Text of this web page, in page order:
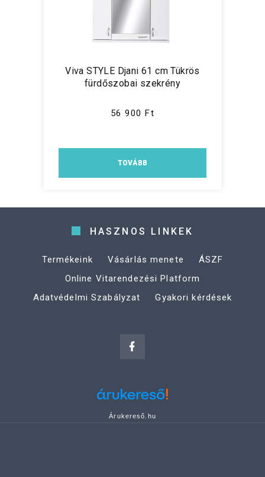
Viva STYLE Djani 61 cm Tükrös
fürdőszobai szekrény
56 900 Ft
TOVÁBB
HASZNOS LINKEK
Termékeink Vásárlás menete
ÁSZF
Online Vitarendezési Platform
Adatvédelmi Szabályzat
Gyakori kérdések
Árukereső.hu